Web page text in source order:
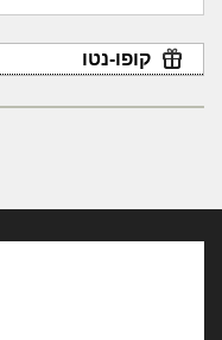
קופו-נטו